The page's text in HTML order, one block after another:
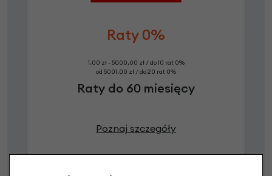
Raty 0%
1,00 zł - 5000,00 zł / do 10 rat 0%
od 5001,00 zł / do 20 rat 0%
Raty do 60 miesięcy
Poznaj szczegóły